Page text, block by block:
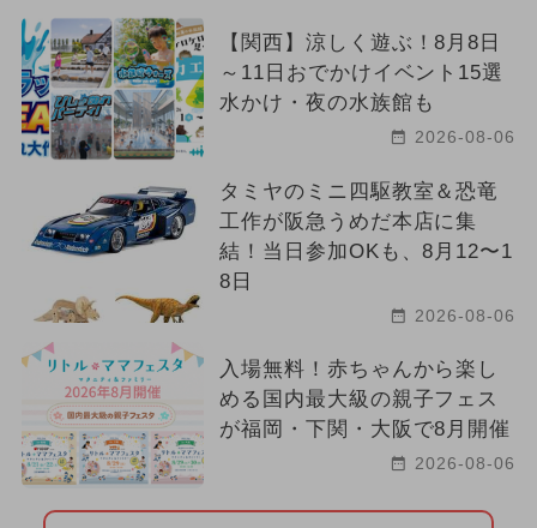
【関西】涼しく遊ぶ！8月8日
～11日おでかけイベント15選
水かけ・夜の水族館も
2026-08-06
タミヤのミニ四駆教室＆恐竜
工作が阪急うめだ本店に集
結！当日参加OKも、8月12〜1
8日
2026-08-06
入場無料！赤ちゃんから楽し
める国内最大級の親子フェス
が福岡・下関・大阪で8月開催
2026-08-06